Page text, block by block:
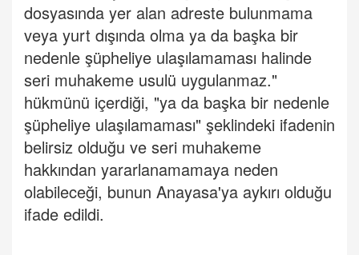
dosyasında yer alan adreste bulunmama
veya yurt dışında olma ya da başka bir
nedenle şüpheliye ulaşılamaması halinde
seri muhakeme usulü uygulanmaz."
hükmünü içerdiği, "ya da başka bir nedenle
şüpheliye ulaşılamaması" şeklindeki ifadenin
belirsiz olduğu ve seri muhakeme
hakkından yararlanamamaya neden
olabileceği, bunun Anayasa'ya aykırı olduğu
ifade edildi.